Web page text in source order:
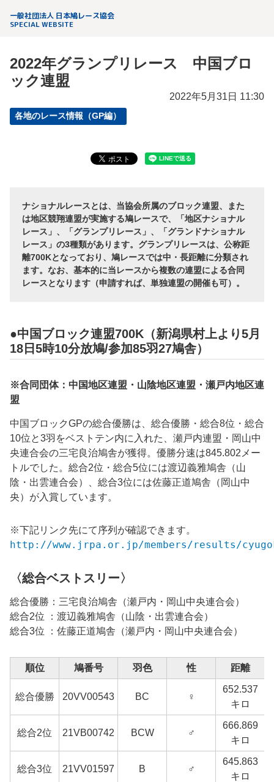
一般社団法人 日本鳩レース協会
SPECIAL WEBSITE
2022年グランプリレース 中国ブロ
ック連盟
2022年5月31日 11:30
各地のレース情報（GP編）
ナショナルレースとは、当協会所属のブロック連盟、また
は地区競翔連盟が実施する鳩レースで、「地区ナショナル
レース」、「グランプリレース」、「グランドナショナル
レース」の3種類があります。グランプリレースは、公称距
離700Kとなっており、鳩レースでは中・長距離に分類され
ます。なお、基本的に当レースから複数の連盟による合同
レースとなります（申請すれば、単独連盟の開催も可）。
●中国ブロック連盟700K（新潟県村上より5月
18日5時10分放鳩/参加85羽27鳩舎）
※合同団体：中国地区連盟・山陰地区連盟・瀬戸内地区連
盟
中国ブロックGPの総合優勝は、総合優勝・総合8位・総合
10位と3羽をベストテン内に入れた、瀬戸内連盟・岡山中
央連合会の三宅良治鳩舎が獲得。優勝分速は845.802メー
トルでした。総合2位・総合5位には渡辺義雅鳩舎（山
陰・出雲連合会）、総合3位には佐藤正道鳩舎（岡山中
央）が入賞しています。
※下記リンク先にて序列が確認できます。
http://www.jrpa.or.jp/members/results/
〈総合ベストスリー〉
総合優勝：三宅良治鳩舎（瀬戸内・岡山中央連合会）
総合2位 ：渡辺義雅鳩舎（山陰・出雲連合会）
総合3位 ：佐藤正道鳩舎（瀬戸内・岡山中央連合会）
順位 鳩番号 羽色 性 距離
総合優勝 20VV00543 BC ♀
652.537
キロ
総合2位 21VB00742 BCW ♂
666.869
キロ
総合3位 21VV01597 B ♂
645.863
キロ